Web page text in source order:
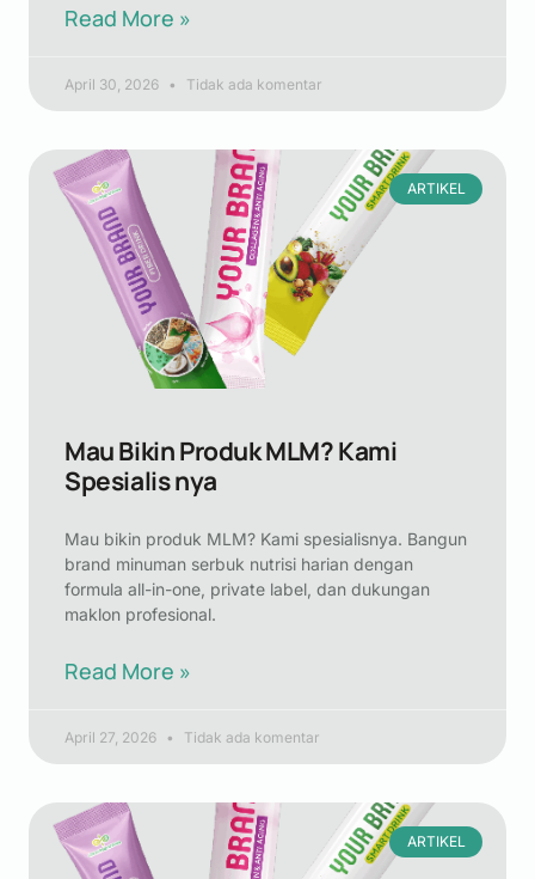
Read More »
April 30, 2026 Tidak ada komentar
ARTIKEL
Mau Bikin Produk MLM? Kami
Spesialis nya
Mau bikin produk MLM? Kami spesialisnya. Bangun
brand minuman serbuk nutrisi harian dengan
formula all-in-one, private label, dan dukungan
maklon profesional.
Read More »
April 27, 2026 Tidak ada komentar
ARTIKEL